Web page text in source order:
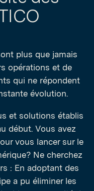
plus que jamais
opérations et de
qui ne répondent
évolution.
et solutions établis
début. Vous avez
vous lancer sur le
Ne cherchez
: En adoptant des
a pu éliminer les